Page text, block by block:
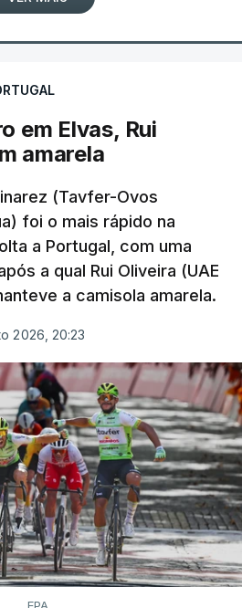
em Elvas, Rui
amarela
(Tavfer-Ovos
foi o mais rápido na
a Portugal, com uma
a qual Rui Oliveira (UAE
a camisola amarela.
2026, 20:23
EPA